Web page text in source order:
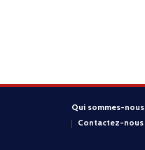
Qui sommes-nous
Contactez-nous